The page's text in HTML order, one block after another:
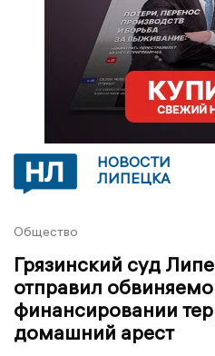
НОВОСТИ
ЛИПЕЦКА
Общество
Грязинский суд
отправил
финансировании
домашний арест